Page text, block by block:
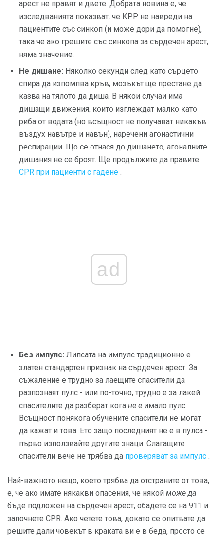
арест не правят и двете. Добрата новина е, че
изследванията показват, че КРР не навреди на
пациентите със синкоп (и може дори да помогне),
така че ако грешите със синкопа за сърдечен арест,
няма значение.
Не дишане: Няколко секунди след като сърцето
спира да изпомпва кръв, мозъкът ще престане да
казва на тялото да диша. В някои случаи има
дишащи движения, които изглеждат малко като
риба от водата (но всъщност не получават никакъв
въздух навътре и навън), наречени агонастични
респирации. Що се отнася до дишането, агоналните
дишания не се броят. Ще продължите да правите
CPR при пациенти с гадене .
ad
Без импулс: Липсата на импулс традиционно е
златен стандартен признак на сърдечен арест. За
съжаление е трудно за лаещите спасители да
разпознаят пулс - или по-точно, трудно е за лакей
спасителите да разберат кога не е имало пулс.
Всъщност понякога обучените спасители не могат
да кажат и това. Ето защо последният не е в пулса -
първо използвайте другите знаци. Слагащите
спасители вече не трябва да проверяват за импулс .
Най-важното нещо, което трябва да отстраните от това,
е, че ако имате някакви опасения, че някой може да
бъде подложен на сърдечен арест, обадете се на 911 и
започнете CPR. Ако четете това, докато се опитвате да
решите дали човекът в краката ви е в беда, просто се